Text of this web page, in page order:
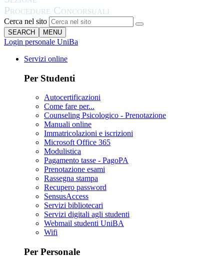
Cerca nel sito
SEARCH MENU
Login personale UniBa
Servizi online
Per Studenti
Autocertificazioni
Come fare per...
Counseling Psicologico - Prenotazione
Manuali online
Immatricolazioni e iscrizioni
Microsoft Office 365
Modulistica
Pagamento tasse - PagoPA
Prenotazione esami
Rassegna stampa
Recupero password
SensusAccess
Servizi bibliotecari
Servizi digitali agli studenti
Webmail studenti UniBA
Wifi
Per Personale